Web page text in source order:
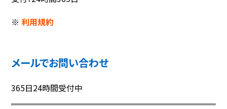
※利用規約
メールでお問い合わせ
365日24時間受付中